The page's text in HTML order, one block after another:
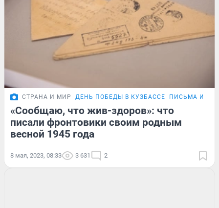
СТРАНА И МИР ДЕНЬ ПОБЕДЫ В КУЗБАССЕ ПИСЬМА ИЗ
«Сообщаю, что жив-здоров»: что
писали фронтовики своим родным
весной 1945 года
8 мая, 2023, 08:33 3 631 2